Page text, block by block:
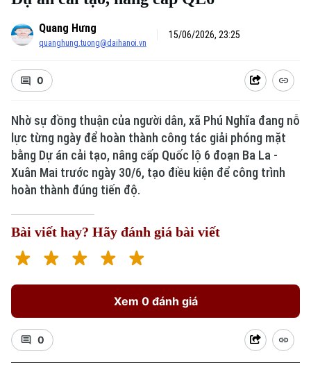
Quang Hưng
quanghung.tuong@daihanoi.vn
15/06/2026, 23:25
0
Nhờ sự đồng thuận của người dân, xã Phú Nghĩa đang nỗ
lực từng ngày để hoàn thành công tác giải phóng mặt
bằng Dự án cải tạo, nâng cấp Quốc lộ 6 đoạn Ba La -
Xuân Mai trước ngày 30/6, tạo điều kiện để công trình
hoàn thành đúng tiến độ.
Bài viết hay? Hãy đánh giá bài viết
Xem 0 đánh giá
0